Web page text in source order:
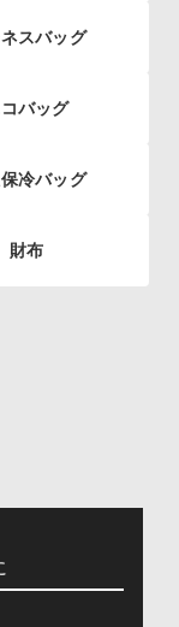
スバッグ
バッグ
冷バッグ
財布